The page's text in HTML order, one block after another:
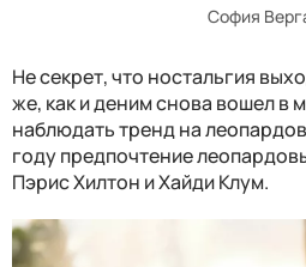
София
Не секрет, что ностальгия
же, как и деним снова вошел в
наблюдать тренд на
году предпочтение
Пэрис Хилтон и Хайди Клум.